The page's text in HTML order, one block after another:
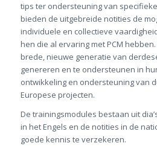
tips ter ondersteuning van
bieden de uitgebreide notities de
individuele en collectieve
hen die al ervaring met PCM
brede, nieuwe generatie van
genereren en te ondersteunen in
ontwikkeling en ondersteuning van
Europese projecten.
De trainingsmodules bestaan uit
in het Engels en de notities in de
goede kennis te verzekeren.